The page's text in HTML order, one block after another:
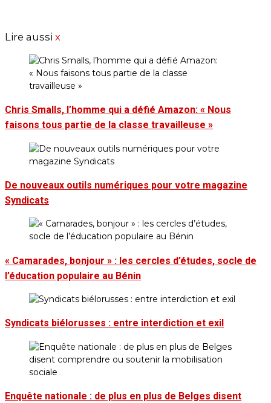
Lire aussi x
Chris Smalls, l’homme qui a défié Amazon: « Nous
faisons tous partie de la classe travailleuse »
De nouveaux outils numériques pour votre magazine
Syndicats
« Camarades, bonjour » : les cercles d’études, socle de
l’éducation populaire au Bénin
Syndicats biélorusses : entre interdiction et exil
Enquête nationale : de plus en plus de Belges disent